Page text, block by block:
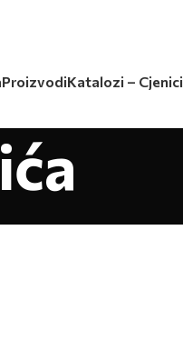
ProizvodiKatalozi – Cjenici